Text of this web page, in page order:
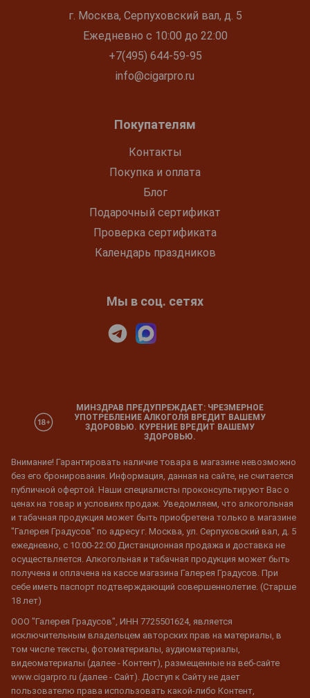
г. Москва, Серпуховский вал, д. 5
Ежедневно с 10:00 до 22:00
+7(495) 644-59-95
info@cigarpro.ru
Покупателям
Контакты
Покупка и оплата
Блог
Подарочный сертификат
Проверка сертификата
Календарь праздников
Мы в соц. сетях
МИНЗДРАВ ПРЕДУПРЕЖДАЕТ: ЧРЕЗМЕРНОЕ
УПОТРЕБЛЕНИЕ АЛКОГОЛЯ ВРЕДИТ ВАШЕМУ
ЗДОРОВЬЮ. КУРЕНИЕ ВРЕДИТ ВАШЕМУ
ЗДОРОВЬЮ.
Внимание! Гарантировать наличие товара в магазине невозможно
без его бронирования. Информация, данная на сайте, не считается
публичной офертой. Наши специалисты проконсультируют Вас о
ценах на товар и условиях продаж. Уведомляем, что алкогольная
и табачная продукция может быть приобретена только в магазине
"Галерея Градусов" по адресу г. Москва, ул. Серпуховский вал, д. 5
ежедневно, с 10:00-22:00 Дистанционная продажа и доставка не
осуществляется. Алкогольная и табачная продукция может быть
получена и оплачена на кассе магазина Галерея Градусов. При
себе иметь паспорт подтверждающий совершеннолетие. (Старше
18 лет)
ООО "Галерея Градусов", ИНН 7725501624, является
исключительным владельцем авторских прав на материалы, в
том числе тексты, фотоматериалы, аудиоматериалы,
видеоматериалы (далее - Контент), размещенные на веб-сайте
www.cigarpro.ru (далее - Сайт). Доступ к Сайту не дает
пользователю права использовать какой-либо Контент,